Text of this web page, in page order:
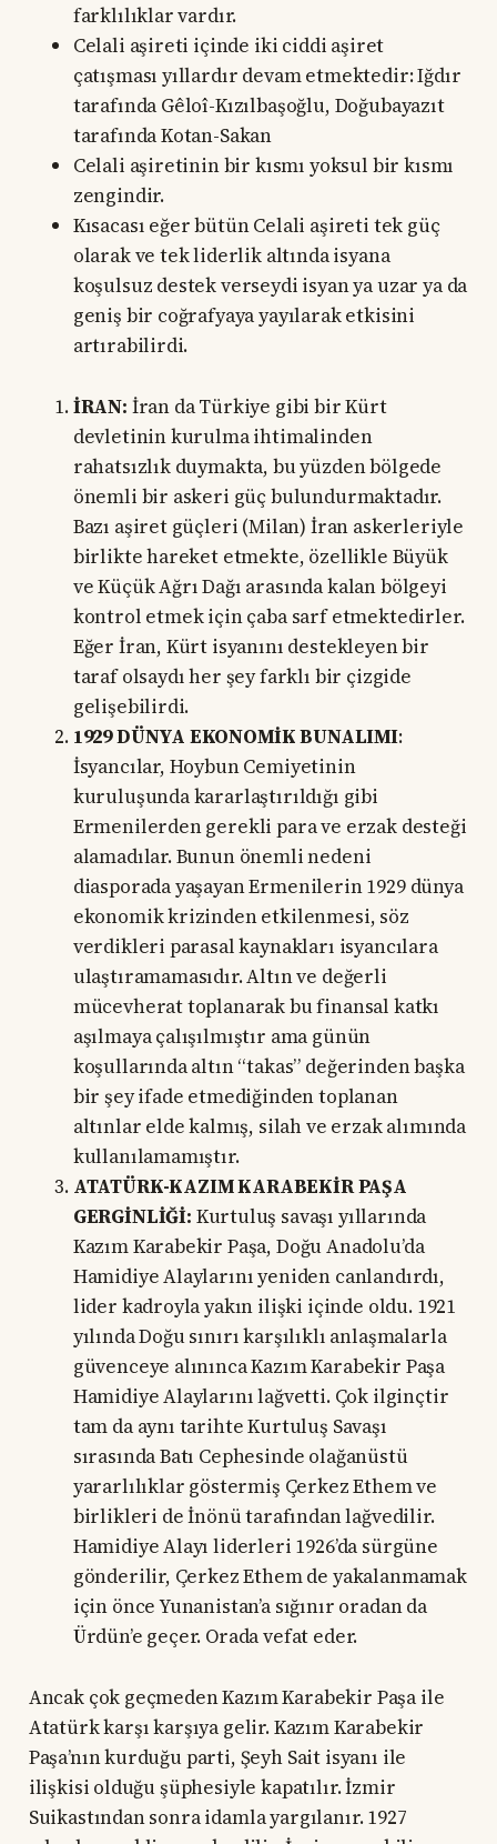
farklılıklar vardır.
Celali aşireti içinde iki ciddi aşiret
çatışması yıllardır devam etmektedir: Iğdır
tarafında Gêloî-Kızılbaşoğlu, Doğubayazıt
tarafında Kotan-Sakan
Celali aşiretinin bir kısmı yoksul bir kısmı
zengindir.
Kısacası eğer bütün Celali aşireti tek güç
olarak ve tek liderlik altında isyana
koşulsuz destek verseydi isyan ya uzar ya da
geniş bir coğrafyaya yayılarak etkisini
artırabilirdi.
İRAN: İran da Türkiye gibi bir Kürt
devletinin kurulma ihtimalinden
rahatsızlık duymakta, bu yüzden bölgede
önemli bir askeri güç bulundurmaktadır.
Bazı aşiret güçleri (Milan) İran askerleriyle
birlikte hareket etmekte, özellikle Büyük
ve Küçük Ağrı Dağı arasında kalan bölgeyi
kontrol etmek için çaba sarf etmektedirler.
Eğer İran, Kürt isyanını destekleyen bir
taraf olsaydı her şey farklı bir çizgide
gelişebilirdi.
1929 DÜNYA EKONOMİK BUNALIMI:
İsyancılar, Hoybun Cemiyetinin
kuruluşunda kararlaştırıldığı gibi
Ermenilerden gerekli para ve erzak desteği
alamadılar. Bunun önemli nedeni
diasporada yaşayan Ermenilerin 1929 dünya
ekonomik krizinden etkilenmesi, söz
verdikleri parasal kaynakları isyancılara
ulaştıramamasıdır. Altın ve değerli
mücevherat toplanarak bu finansal katkı
aşılmaya çalışılmıştır ama günün
koşullarında altın “takas” değerinden başka
bir şey ifade etmediğinden toplanan
altınlar elde kalmış, silah ve erzak alımında
kullanılamamıştır.
ATATÜRK-KAZIM KARABEKİR PAŞA
GERGİNLİĞİ: Kurtuluş savaşı yıllarında
Kazım Karabekir Paşa, Doğu Anadolu’da
Hamidiye Alaylarını yeniden canlandırdı,
lider kadroyla yakın ilişki içinde oldu. 1921
yılında Doğu sınırı karşılıklı anlaşmalarla
güvenceye alınınca Kazım Karabekir Paşa
Hamidiye Alaylarını lağvetti. Çok ilginçtir
tam da aynı tarihte Kurtuluş Savaşı
sırasında Batı Cephesinde olağanüstü
yararlılıklar göstermiş Çerkez Ethem ve
birlikleri de İnönü tarafından lağvedilir.
Hamidiye Alayı liderleri 1926’da sürgüne
gönderilir, Çerkez Ethem de yakalanmamak
için önce Yunanistan’a sığınır oradan da
Ürdün’e geçer. Orada vefat eder.
Ancak çok geçmeden Kazım Karabekir Paşa ile
Atatürk karşı karşıya gelir. Kazım Karabekir
Paşa’nın kurduğu parti, Şeyh Sait isyanı ile
ilişkisi olduğu şüphesiyle kapatılır. İzmir
Suikastından sonra idamla yargılanır. 1927